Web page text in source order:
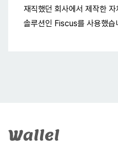
재직했던 회사에서 제작한
솔루션인 Fiscus를 사용했습
푸터